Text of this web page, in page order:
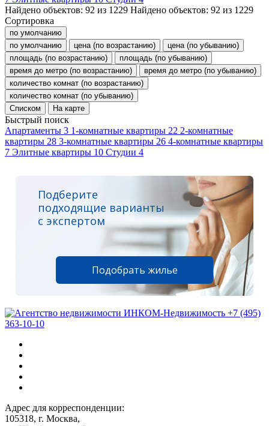
Найдено объектов: 92 из 1229 Найдено объектов: 92 из 1229
Сортировка
по умолчанию
по умолчанию
цена (по возрастанию)
цена (по убыванию)
площадь (по возрастанию)
площадь (по убыванию)
время до метро (по возрастанию)
время до метро (по убыванию)
количество комнат (по возрастанию)
количество комнат (по убыванию)
Списком
На карте
Быстрый поиск
Апартаменты 3 1-комнатные квартиры 22 2-комнатные
квартиры 28 3-комнатные квартиры 26 4-комнатные квартиры
7 Элитные квартиры 10 Студии 4
Подберите
подходящие варианты
с экспертом
Подобрать жилье
+7 (495)
363-10-10
Адрес для корреспонденции:
105318, г. Москва,